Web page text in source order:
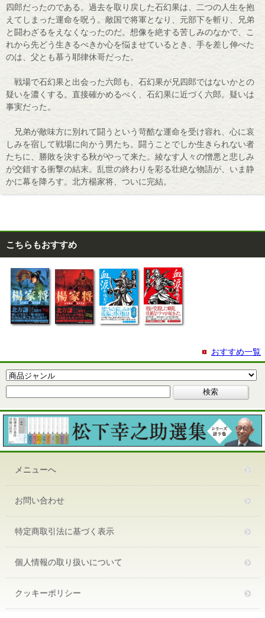
四郎だったのである。過去を取り戻した石幻果は、二つの人生を抱
えてしまった運命を呪う。敵国で将軍となり、元部下を斬り、兄弟
と闘わざるをえなくなったのだ。想像を絶する苦しみのなかで、こ
れから先どう生きるべきか心を悩ませているとき、手を差し伸べた
のは、父とも慕う耶律休哥だった。
戦場で石幻果と出会った六郎も、石幻果が兄四郎ではないかとの
疑いを濃くする。直接確かめるべく、石幻果に近づく六郎。疑いは
事実だった。
兄弟が敵味方に別れて闘うという苛酷な運命を受け容れ、心に哀
しみを宿して戦場に向かう男たち。闘うことでしか生きられない者
たちに、勝敗を決する秋がやって来た。綾なす人々の憎悪と悲しみ
が交錯する衝撃の結末。乱世の終わりを彩る壮絶な物語が、いま静
かに幕を降ろす。北方楊家将、ついに完結。
こちらもおすすめ
おすすめ一覧
メニューへ
お問い合わせ
特定商取引法に基づく表示
個人情報の取り扱いについて
クッキーポリシー